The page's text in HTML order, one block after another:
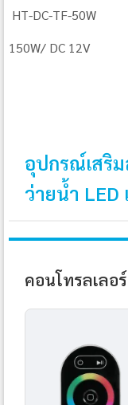
HT-DC-TF-50W
150W/ DC 12V
อุปกรณ์เสริ
ว่ายน้ำ LED
คอนโทรลเลอ